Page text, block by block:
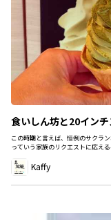
食いしん坊と20イン
この時期と言えば、恒例のサクラ
っていう家族のリクエストに応え
Kaffy